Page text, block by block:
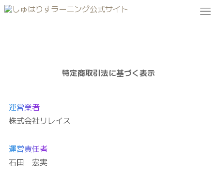
特定商取引法に基づく表示
運営業者
株式会社リレイス
運営責任者
石田 宏実